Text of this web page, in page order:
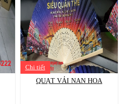
Chi tiết
QUẠT VẢI NAN HOA